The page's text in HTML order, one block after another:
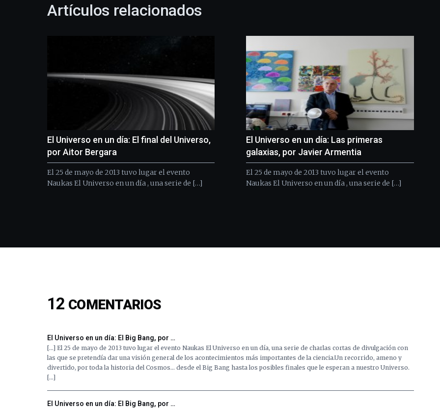
Artículos relacionados
El Universo en un día: El final del Universo,
por Aitor Bergara
El 25 de mayo de 2013 tuvo lugar el evento
Naukas El Universo en un día , una serie de […]
El Universo en un día: Las primeras
galaxias, por Javier Armentia
El 25 de mayo de 2013 tuvo lugar el evento
Naukas El Universo en un día , una serie de […]
12 COMENTARIOS
El Universo en un día: El Big Bang, por …
[…] El 25 de mayo de 2013 tuvo lugar el evento Naukas El Universo en un día, una serie de charlas cortas de divulgación con
las que se pretendía dar una visión general de los acontecimientos más importantes de la ciencia.Un recorrido, ameno y
divertido, por toda la historia del Cosmos… desde el Big Bang hasta los posibles finales que le esperan a nuestro Universo.
[…]
El Universo en un día: El Big Bang, por …